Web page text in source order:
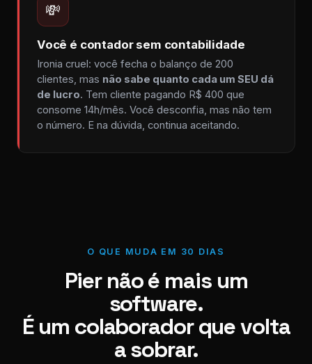
💸
Você é contador sem contabilidade
Ironia cruel: você fecha o balanço de 200
clientes, mas não sabe quanto cada um SEU dá
de lucro. Tem cliente pagando R$ 400 que
consome 14h/mês. Você desconfia, mas não tem
o número. E na dúvida, continua aceitando.
O QUE MUDA EM 30 DIAS
Pier não é mais um
software.
É um colaborador que volta
a sobrar.